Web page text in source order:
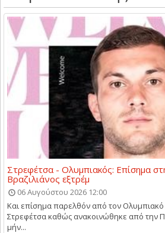
Στρεφέτσα - Ολυμπιακός: Επίσημα
Βραζιλιάνος εξτρέμ
06 Αυγούστου 2026 12:00
Και επίσημα παρελθόν από τον Ολυμπιακό
Στρεφέτσα καθώς ανακοινώθηκε από την
μήν...